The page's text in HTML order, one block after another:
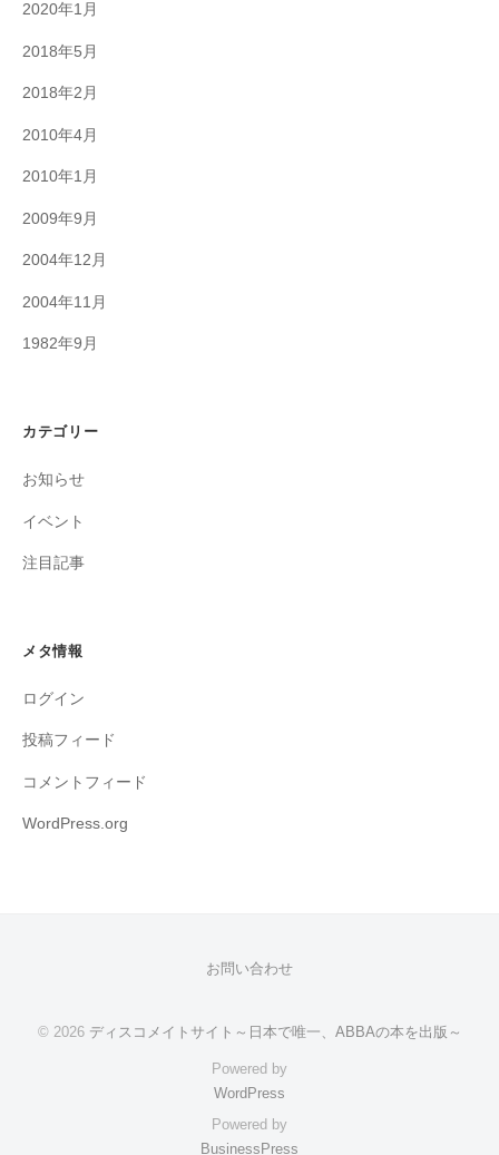
2020年1月
2018年5月
2018年2月
2010年4月
2010年1月
2009年9月
2004年12月
2004年11月
1982年9月
カテゴリー
お知らせ
イベント
注目記事
メタ情報
ログイン
投稿フィード
コメントフィード
WordPress.org
お問い合わせ
© 2026 ディスコメイトサイト～日本で唯一、ABBAの本を出版～
Powered by
WordPress
Powered by
BusinessPress